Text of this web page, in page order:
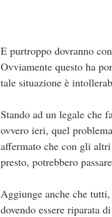
E purtroppo dovranno
Ovviamente questo ha
tale situazione è
Stando ad un legale che
ovvero ieri, quel
affermato che con gli
presto, potrebbero
Aggiunge anche che
dovendo essere riparata